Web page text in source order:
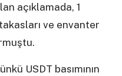
açıklamada, 1
takasları ve envanter
USDT basımının